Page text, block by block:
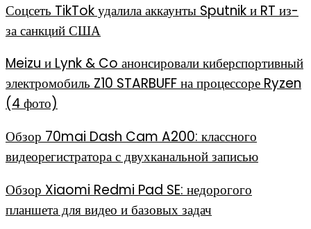
Соцсеть TikTok удалила аккаунты Sputnik и RT из-
за санкций США
Meizu и Lynk & Co анонсировали киберспортивный
электромобиль Z10 STARBUFF на процессоре Ryzen
(4 фото)
Обзор 70mai Dash Cam A200: классного
видеорегистратора с двухканальной записью
Обзор Xiaomi Redmi Pad SE: недорогого
планшета для видео и базовых задач